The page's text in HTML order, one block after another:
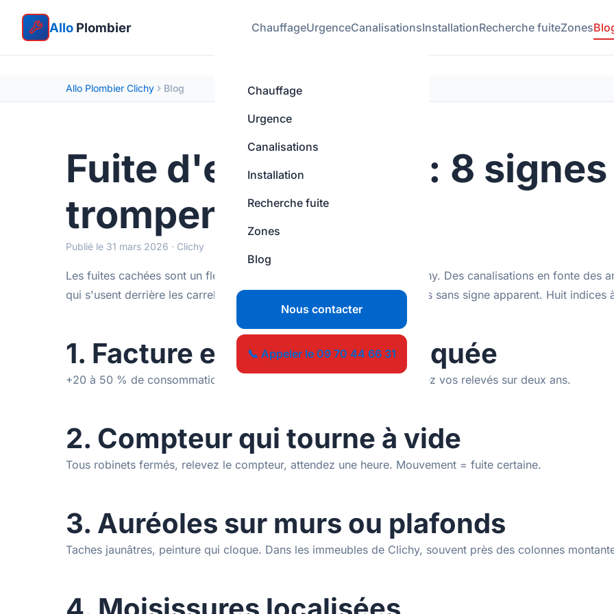
Allo Plombier ChauffageUrgenceCanalisationsInstallationRecherche fuiteZones
Chauffage
Urgence
Canalisations
Installation
Recherche fuite
Zones
Blog
Nous contacter
📞 Appeler le 09 70 44 66 31
Allo Plombier Clichy Blog
Fuite d'eau cachée : 8
trompent pas
Publié le 31 mars 2026 · Clichy
Les fuites cachées sont un fléau dans les immeubles collectifs de Clichy. Des canalisations en fonte des
qui s'usent derrière les carrelages : l'eau peut couler pendant des mois sans signe apparent. Huit indices
1. Facture en hausse inexpliquée
+20 à 50 % de consommation sans changement d'habitude. Comparez vos relevés sur deux ans.
2. Compteur qui tourne à vide
Tous robinets fermés, relevez le compteur, attendez une heure. Mouvement = fuite certaine.
3. Auréoles sur murs ou plafonds
Taches jaunâtres, peinture qui cloque. Dans les immeubles de Clichy, souvent près des colonnes